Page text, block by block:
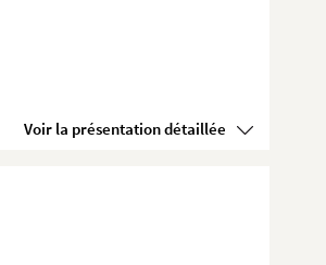
Voir la présentation détaillée